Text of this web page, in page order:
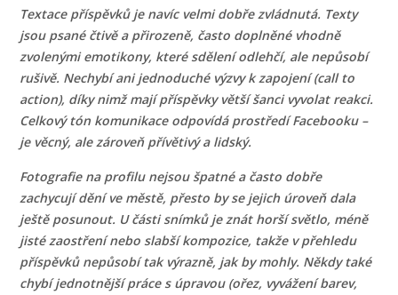
Textace příspěvků je navíc velmi dobře zvládnutá. Texty
jsou psané čtivě a přirozeně, často doplněné vhodně
zvolenými emotikony, které sdělení odlehčí, ale nepůsobí
rušivě. Nechybí ani jednoduché výzvy k zapojení (call to
action), díky nimž mají příspěvky větší šanci vyvolat reakci.
Celkový tón komunikace odpovídá prostředí Facebooku –
je věcný, ale zároveň přívětivý a lidský.
Fotografie na profilu nejsou špatné a často dobře
zachycují dění ve městě, přesto by se jejich úroveň dala
ještě posunout. U části snímků je znát horší světlo, méně
jisté zaostření nebo slabší kompozice, takže v přehledu
příspěvků nepůsobí tak výrazně, jak by mohly. Někdy také
chybí jednotnější práce s úpravou (ořez, vyvážení barev,